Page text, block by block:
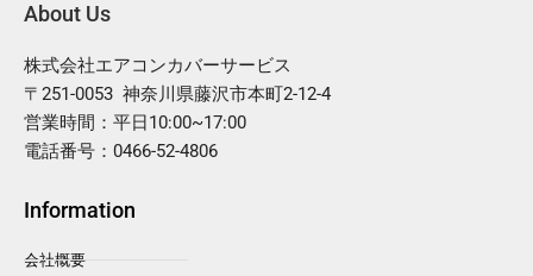
About Us
株式会社エアコンカバーサービス
〒251-0053 神奈川県藤沢市本町2-12-4
営業時間：平日10:00~17:00
電話番号：0466-52-4806
Information
会社概要